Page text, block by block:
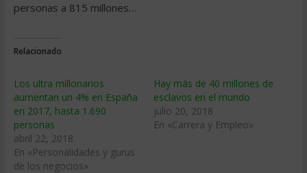
personas a 815 millones…
Relacionado
Los ultra millonarios
aumentan un 4% en España
en 2017, hasta 1.690
personas
abril 22, 2018
En «Personalidades y gurus
de los negocios»
Hay más de 40 millones de
esclavos en el mundo
julio 20, 2018
En «Carrera y Empleo»